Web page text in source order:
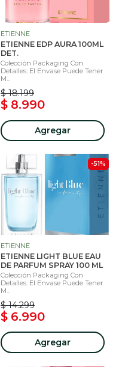
ETIENNE
ETIENNE EDP AURA 100ML
DET.
Colección Packaging Con
Detalles: El Envase Puede Tener
M...
$ 18.199
$ 8.990
Agregar
-51%
ETIENNE
ETIENNE LIGHT BLUE EAU
DE PARFUM SPRAY 100 ML
Colección Packaging Con
Detalles: El Envase Puede Tener
M...
$ 14.299
$ 6.990
Agregar